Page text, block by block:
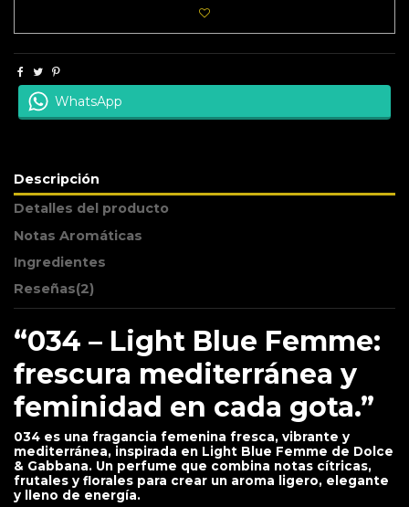
WhatsApp
Descripción
Detalles del producto
Notas Aromáticas
Ingredientes
Reseñas(2)
“034 – Light Blue Femme:
frescura mediterránea y
feminidad en cada gota.”
034 es una fragancia femenina fresca, vibrante y
mediterránea, inspirada en Light Blue Femme de Dolce
& Gabbana. Un perfume que combina notas cítricas,
frutales y florales para crear un aroma ligero, elegante
y lleno de energía.